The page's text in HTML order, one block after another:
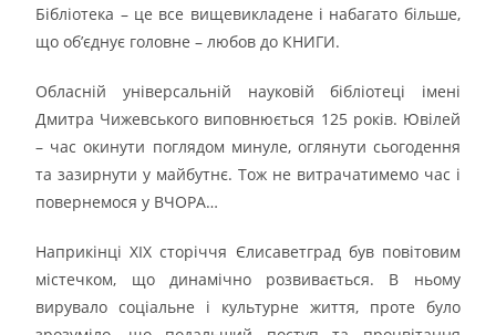
Бібліотека – це все вищевикладене і набагато більше,
що об’єднує головне – любов до КНИГИ.
Обласній універсальній науковій бібліотеці імені
Дмитра Чижевського виповнюється 125 років. Ювілей
– час окинути поглядом минуле, оглянути сьогодення
та зазирнути у майбутнє. Тож не витрачатимемо час і
повернемося у ВЧОРА…
Наприкінці XIX сторіччя Єлисаветград був повітовим
містечком, що динамічно розвивається. В ньому
вирувало соціальне і культурне життя, проте було